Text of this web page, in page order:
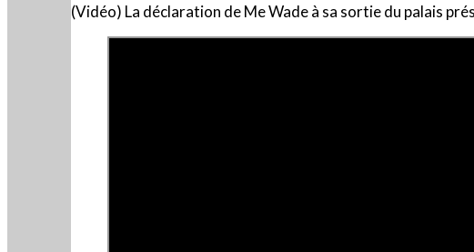
(Vidéo) La déclaration de Me Wade à sa sortie du palais